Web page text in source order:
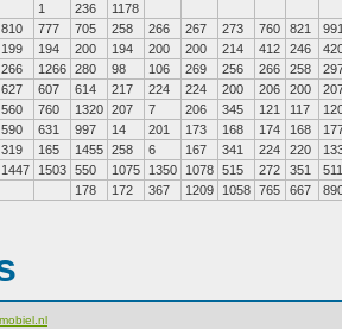
1 236
1178
810 777 705 258 266 267 273 760 821
199 194 200 194 200 200 214 412 246
266 1266 280 98 106 269 256 266 258
627 607 614 217 224 224 200 206 200
560 760 1320 207 7 206 345 121 117
590 631 997 14 201 173 168 174 168
319 165 1455 258 6 167 341 224 220
1447 1503 550 1075 1350 1078 515 272 351
511
178 172 367 1209 1058 765 667